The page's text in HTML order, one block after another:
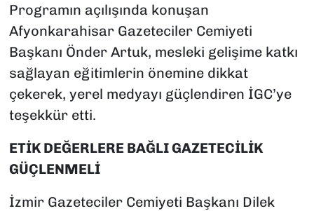
Programın açılışında konuşan
Afyonkarahisar Gazeteciler Cemiyeti
Başkanı Önder Artuk, mesleki gelişime katkı
sağlayan eğitimlerin önemine dikkat
çekerek, yerel medyayı güçlendiren İGC’ye
teşekkür etti.
ETİK DEĞERLERE BAĞLI GAZETECİLİK
GÜÇLENMELİ
İzmir Gazeteciler Cemiyeti Başkanı Dilek